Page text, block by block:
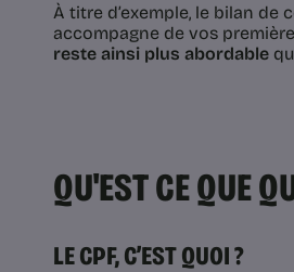
À titre d’exemple, le bilan de
accompagne de vos
reste ainsi plus abordable
QU'EST CE QUE
LE CPF, C’EST QUOI ?